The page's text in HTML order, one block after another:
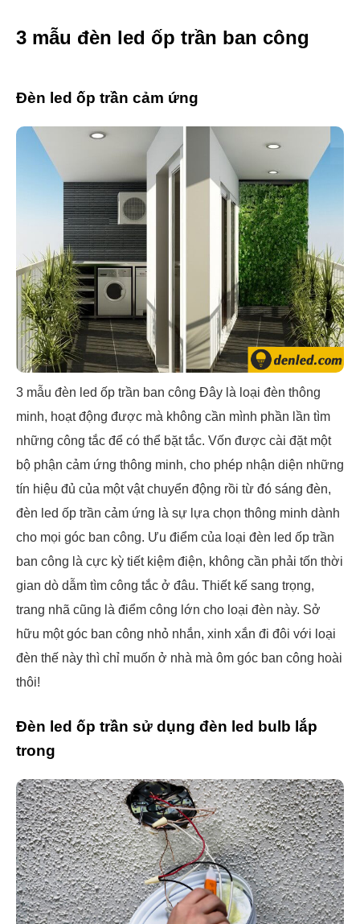
3 mẫu đèn led ốp trần ban công
Đèn led ốp trần cảm ứng
3 mẫu đèn led ốp trần ban công Đây là loại đèn thông
minh, hoạt động được mà không cần mình phần lần tìm
những công tắc để có thể bặt tắc. Vốn được cài đặt một
bộ phận cảm ứng thông minh, cho phép nhận diện những
tín hiệu đủ của một vật chuyển động rồi từ đó sáng đèn,
đèn led ốp trần cảm ứng là sự lựa chọn thông minh dành
cho mọi góc ban công. Ưu điểm của loại đèn led ốp trần
ban công là cực kỳ tiết kiệm điện, không cần phải tốn thời
gian dò dẫm tìm công tắc ở đâu. Thiết kế sang trọng,
trang nhã cũng là điểm công lớn cho loại đèn này. Sở
hữu một góc ban công nhỏ nhắn, xinh xắn đi đôi với loại
đèn thế này thì chỉ muốn ở nhà mà ôm góc ban công hoài
thôi!
Đèn led ốp trần sử dụng đèn led bulb lắp
trong